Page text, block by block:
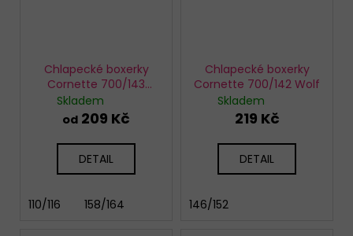
Chlapecké boxerky
Cornette 700/143
Fungi
Skladem
od 209 Kč
DETAIL
110/116 158/164
Chlapecké boxerky
Cornette 700/142 Wolf
Skladem
219 Kč
DETAIL
146/152